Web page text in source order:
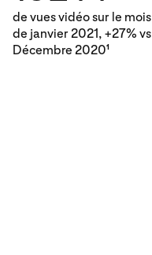
de vues vidéo sur le mois
de janvier 2021, +27% vs
Décembre 20201